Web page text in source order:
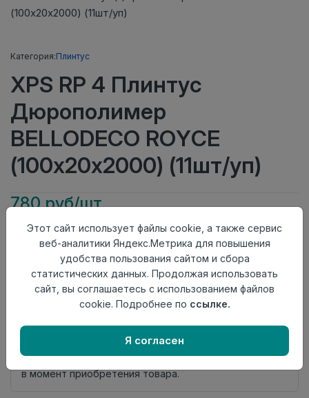
Категория:Плинтус
XPS RP 4 Плинтус
Дюрополимер
BELLODECO ROYCE
(100х20х2000) (11шт/уп)
780 руб/шт
Тип
Плинтус
АктуальностьАктуален
Материал
Дюрополимер
Осталось26 шт
Добавить в корзину
представленного на настоящем сайте. Проверяйте
наличие необходимых характеристик и комплектации
в момент приобретения товара.
Этот сайт использует файлы cookie, а также сервис
веб-аналитики Яндекс.Метрика для повышения
удобства пользования сайтом и сбора
статистических данных. Продолжая использовать
сайт, вы соглашаетесь с использованием файлов
cookie. Подробнее по ссылке.
Я согласен